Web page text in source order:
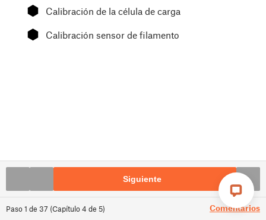
Paso1 de 37 (Capítulo4 de 5) Comentarios
⬢ Calibración de la célula de carga
⬢ Calibración sensor de filamento
Siguiente